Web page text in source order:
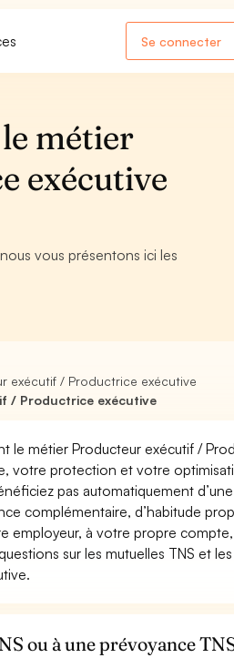
Se connecter
métier
exécutive
vous présentons ici les
exécutif / Productrice exécutive
/ Productrice exécutive
le métier Producteur exécutif /
votre protection et votre
pas automatiquement
complémentaire, d’habitude
employeur, à votre propre
sur les mutuelles TNS et
ou à une prévoyance